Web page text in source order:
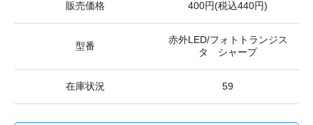
販売価格 400円(税込440円)
型番
赤外LED/フォトトランジス
タ シャープ
在庫状況 59